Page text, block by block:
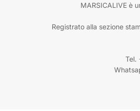
MARSICALIVE è
Registrato alla sezione
Tel.